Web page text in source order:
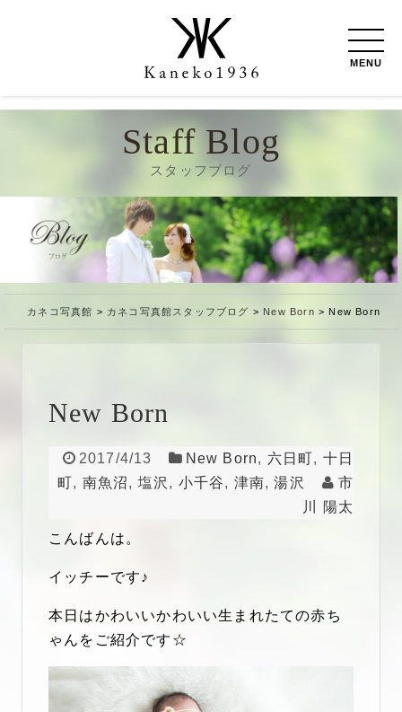
MENU
Staff Blog
スタッフブログ
カネコ写真館 > カネコ写真館スタッフブログ > New Born > New Born
New Born
2017/4/13 New Born, 六日町, 十日
町, 南魚沼, 塩沢 , 小千谷, 津南,湯沢
市
川 陽太
こんばんは。
イッチーです♪
本日はかわいいかわいい生まれたての赤ち
ゃんをご紹介です☆